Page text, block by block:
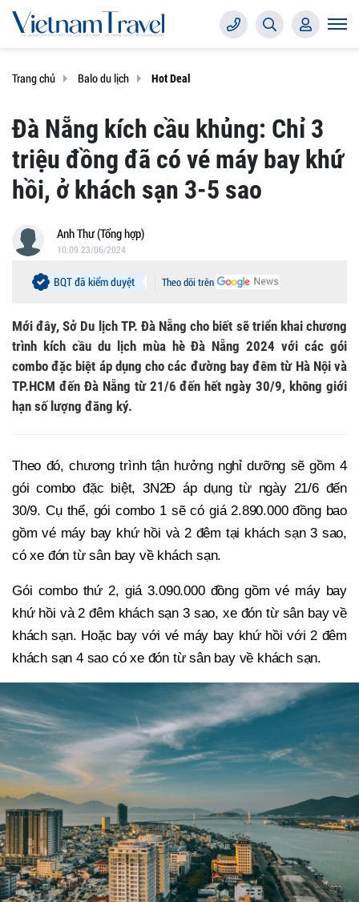
Trang chủ Balo du lịch Hot Deal
Đà Nẵng kích cầu khủng: Chỉ 3
triệu đồng đã có vé máy bay khứ
hồi, ở khách sạn 3-5 sao
Anh Thư (Tổng hợp)
10:09 23/06/2024
Theo dõi trên
BQT đã kiểm duyệt
Mới đây, Sở Du lịch TP. Đà Nẵng cho biết sẽ triển khai chương
trình kích cầu du lịch mùa hè Đà Nẵng 2024 với các gói
combo đặc biệt áp dụng cho các đường bay đêm từ Hà Nội và
TP.HCM đến Đà Nẵng từ 21/6 đến hết ngày 30/9, không giới
hạn số lượng đăng ký.
Theo đó, chương trình tận hưởng nghỉ dưỡng sẽ gồm 4
gói combo đặc biệt, 3N2Đ áp dụng từ ngày 21/6 đến
30/9. Cụ thể, gói combo 1 sẽ có giá 2.890.000 đồng bao
gồm vé máy bay khứ hồi và 2 đêm tại khách sạn 3 sao,
có xe đón từ sân bay về khách sạn.
Gói combo thứ 2, giá 3.090.000 đồng gồm vé máy bay
khứ hồi và 2 đêm khách sạn 3 sao, xe đón từ sân bay về
khách sạn. Hoặc bay với vé máy bay khứ hồi với 2 đêm
khách sạn 4 sao có xe đón từ sân bay về khách sạn.